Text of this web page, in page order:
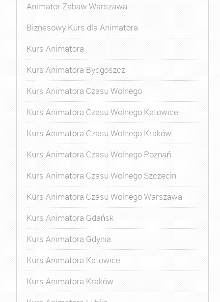
Animator Zabaw Warszawa
Biznesowy Kurs dla Animatora
Kurs Animatora
Kurs Animatora Bydgoszcz
Kurs Animatora Czasu Wolnego
Kurs Animatora Czasu Wolnego Katowice
Kurs Animatora Czasu Wolnego Kraków
Kurs Animatora Czasu Wolnego Poznań
Kurs Animatora Czasu Wolnego Szczecin
Kurs Animatora Czasu Wolnego Warszawa
Kurs Animatora Gdańsk
Kurs Animatora Gdynia
Kurs Animatora Katowice
Kurs Animatora Kraków